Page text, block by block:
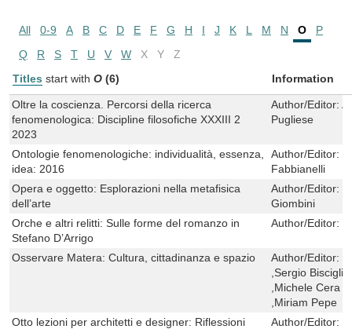
All 0-9 A B C D E F G H I J K L M N O
P
Q
R S T U V W X Y
Z
Titles start with O (6) Information
Oltre la coscienza. Percorsi della ricerca
fenomenologica: Discipline filosofiche XXXIII 2
2023
Author/Editor:
Pugliese
Ontologie fenomenologiche: individualità, essenza,
idea: 2016
Author/Editor:
Fabbianelli
Opera e oggetto: Esplorazioni nella metafisica
dell’arte
Author/Editor:
Giombini
Orche e altri relitti: Sulle forme del romanzo in
Stefano D’Arrigo
Author/Editor:
Osservare Matera: Cultura, cittadinanza e spazio Author/Editor:
,Sergio
,Michele Cera
,Miriam Pepe
Otto lezioni per architetti e designer: Riflessioni
Author/Editor: